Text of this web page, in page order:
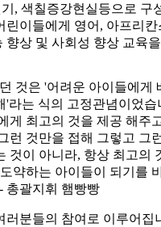
, 색칠증강현실등으로 구
린이들에게 영어, 아프리
향상 및 사회성 향상 교육
것은 '어려운 아이들에게
'라는 식의 고정관념이었습
게 최고의 것을 제공 해주
런 것만을 접해 그렇고 그
것이 아니라, 항상 최고의
약하는 아이들이 되기를
총괄지휘 햄빵빵
러분들의 참여로 이루어집